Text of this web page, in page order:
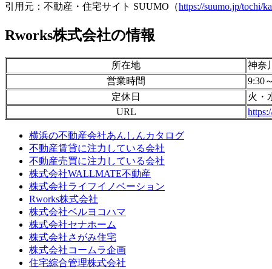
引用元：不動産・住宅サイト SUUMO（https://suumo.jp/tochi/
Rworks株式会社の情報
所在地
神奈
営業時間
9:30
定休日
火・
URL
横浜の不動産会社あんしんカタログ
不動産賃貸に注力している会社
不動産売買に注力している会社
株式会社WALLMATE不動産
株式会社ライフイノベーション
Rworks株式会社
株式会社ベルヨコハマ
株式会社セナホーム
株式会社さがみ住宅
株式会社コームラ企画
住宅綜合管理株式会社